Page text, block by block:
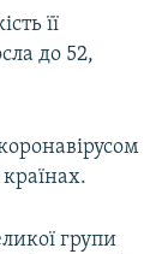
її
до 52,
групи